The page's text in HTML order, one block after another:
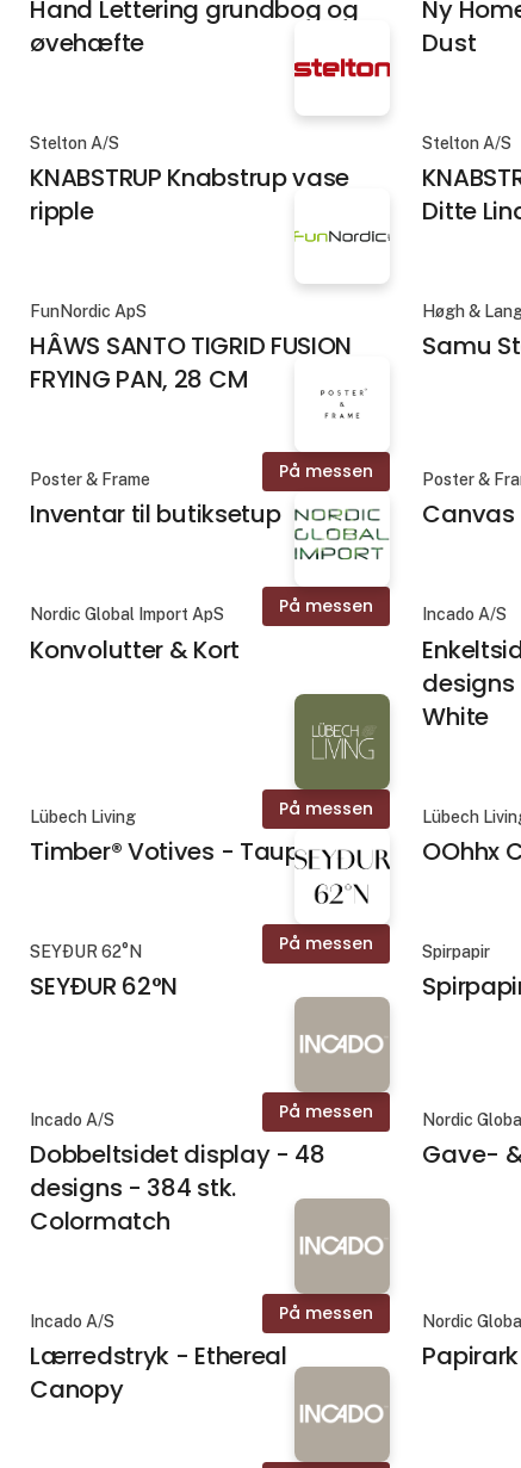
Hand Lettering grundbog og
øvehæfte
Ny
Dust
Stelton A/S
KNABSTRUP Knabstrup vase
ripple
Stelton A/S
Ditte
FunNordic ApS
HÂWS SANTO TIGRID FUSION
FRYING PAN, 28 CM
Høgh &
Samu
På messen
Poster & Frame
Inventar til butiksetup
Poster &
Canvas
På messen
Nordic Global Import ApS
Konvolutter & Kort
Incado A/S
designs
White
På messen
Lübech Living
Timber® Votives - Taupe
Lübech
OOhhx
På messen
SEYÐUR 62°N
SEYÐUR 62°N
Spirpapir
På messen
Incado A/S
Dobbeltsidet display - 48
designs - 384 stk.
Colormatch
Nordic
Gave-
På messen
Incado A/S
Lærredstryk - Ethereal
Canopy
Nordic
Papirark